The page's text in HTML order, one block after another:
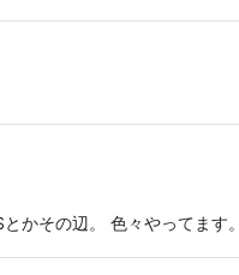
かその辺。 色々やってます。